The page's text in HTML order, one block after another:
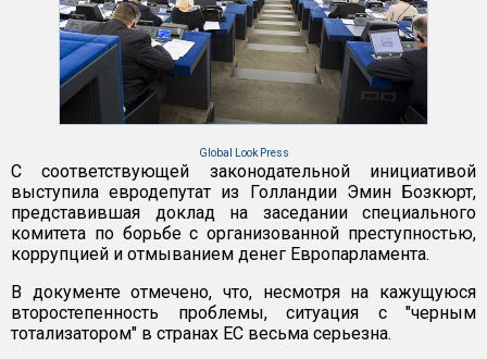
Global Look Press
С соответствующей законодательной инициативой
выступила евродепутат из Голландии Эмин Бозкюрт,
представившая доклад на заседании специального
комитета по борьбе с организованной преступностью,
коррупцией и отмыванием денег Европарламента.
В документе отмечено, что, несмотря на кажущуюся
второстепенность проблемы, ситуация с "черным
тотализатором" в странах ЕС весьма серьезна.